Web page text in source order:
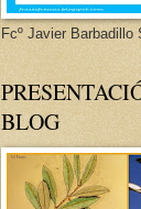
Fcº Javier Barbadillo
BLOG